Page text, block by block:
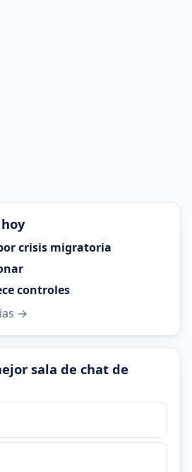
crisis migratoria
controles
→
sala de chat de